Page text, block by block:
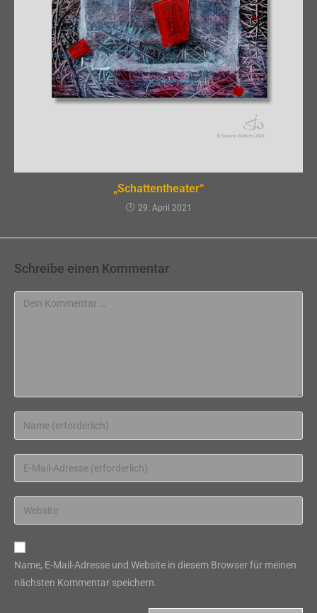
„Schattentheater“
29. April 2021
Schreibe einen Kommentar
Kommentar
Gib
deinen
Namen
oder
zum
Kommentieren
ein
Gib
deine
E-
Mail-
zum
Kommentieren
ein
Gib
deine
Website-
Name, E-Mail-Adresse und Website in diesem Browser für meinen
nächsten Kommentar speichern.